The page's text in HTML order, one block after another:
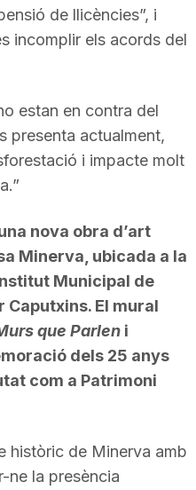
de llicències”, i
incomplir els acords del
estan en contra del
presenta actualment,
i impacte molt
nova obra d’art
Minerva, ubicada a la
Municipal de
El mural
que Parlen i
dels 25 anys
com a Patrimoni
històric de Minerva amb
ne la presència